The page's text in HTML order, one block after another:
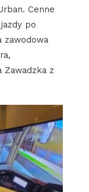
Cenne
po
zawodowa
Zawadzka z